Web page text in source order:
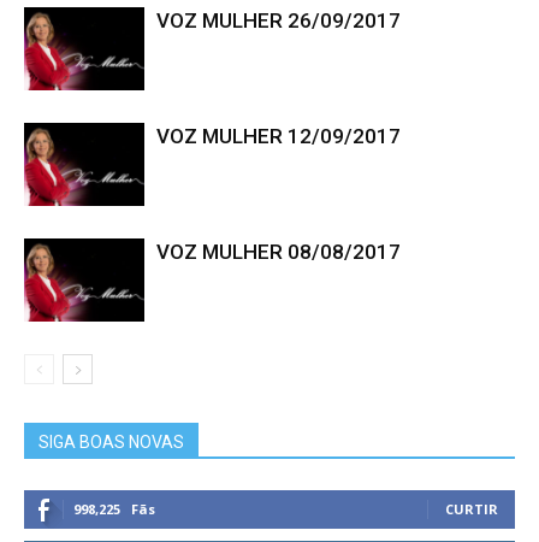
VOZ MULHER 26/09/2017
VOZ MULHER 12/09/2017
VOZ MULHER 08/08/2017
SIGA BOAS NOVAS
998,225 Fãs CURTIR